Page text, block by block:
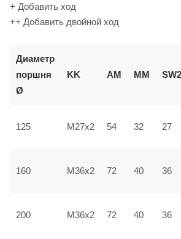
+ Добавить ход
++ Добавить двойной ход
Диаметр
поршня
Ø
KK AM ММ SW2
125 M27x2 54 32 27
160 M36x2 72 40 36
200 M36x2 72 40 36